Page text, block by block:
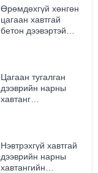
тэсвэртэй,
нэвтрэлтгүй, багаж
хэрэгсэл
Өрөмдөхгүй хөнгөн
цагаан хавтгай
бетон дээвэртэй
Цагаан тугалган
дээврийн нарны
хавтанг
нарны хавчаар
Нэвтрэхгүй хавтгай
дээврийн нарны
хавтангийн